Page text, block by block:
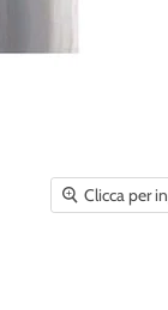
Clicca per